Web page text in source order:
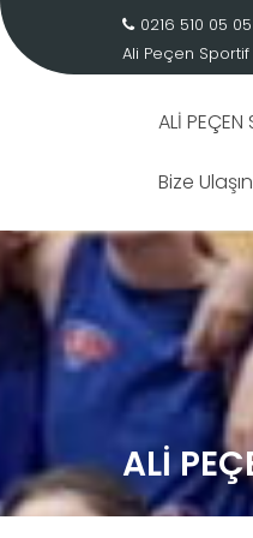
Skip
to
content
0216 510 05 05
Ali Peçen
ALİ PEÇEN
Bize Ulaşın
ALİ